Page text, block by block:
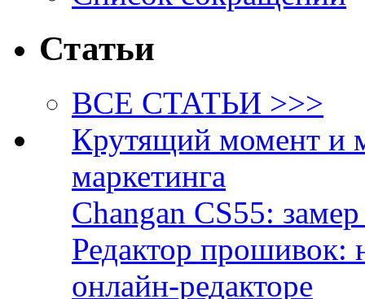
Статьи
ВСЕ СТАТЬИ >>>
Крутящий момент и
маркетинга
Changan CS55:
Редактор прошивок:
онлайн-редакторе